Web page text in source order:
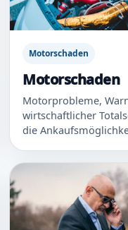
Motorschaden
Motorschaden
Motorprobleme,
wirtschaftlicher
die